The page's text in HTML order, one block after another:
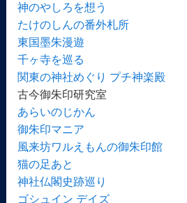
神のやしろを想う
たけのしんの番外札所
東国墨朱漫遊
千ヶ寺を巡る
関東の神社めぐり プチ神楽殿
古今御朱印研究室
あらいのじかん
御朱印マニア
風来坊ワルえもんの御朱印館
猫の足あと
神社仏閣史跡巡り
ゴシュイン デイズ